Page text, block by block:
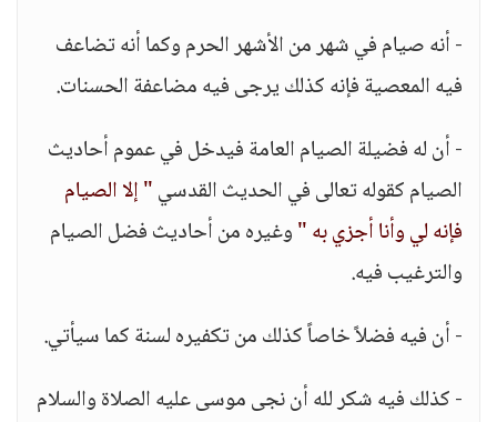
- أنه صيام في شهر من الأشهر الحرم وكما أنه تضاعف
فيه المعصية فإنه كذلك يرجى فيه مضاعفة الحسنات.
- أن له فضيلة الصيام العامة فيدخل في عموم أحاديث
الصيام كقوله تعالى في الحديث القدسي" إلا الصيام
فإنه لي وأنا أجزي به "وغيره من أحاديث فضل الصيام
والترغيب فيه.
- أن فيه فضلاً خاصاً كذلك من تكفيره لسنة كما سيأتي.
- كذلك فيه شكر لله أن نجى موسى عليه الصلاة والسلام